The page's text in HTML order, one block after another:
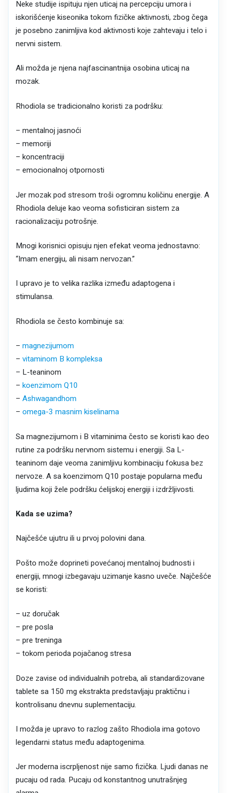
Neke studije ispituju njen uticaj na percepciju umora i
iskorišćenje kiseonika tokom fizičke aktivnosti, zbog čega
je posebno zanimljiva kod aktivnosti koje zahtevaju i telo i
nervni sistem.
Ali možda je njena najfascinantnija osobina uticaj na
mozak.
Rhodiola se tradicionalno koristi za podršku:
– mentalnoj jasnoći
– memoriji
– koncentraciji
– emocionalnoj otpornosti
Jer mozak pod stresom troši ogromnu količinu energije. A
Rhodiola deluje kao veoma sofisticiran sistem za
racionalizaciju potrošnje.
Mnogi korisnici opisuju njen efekat veoma jednostavno:
“Imam energiju, ali nisam nervozan.”
I upravo je to velika razlika između adaptogena i
stimulansa.
Rhodiola se često kombinuje sa:
– magnezijumom
– vitaminom B kompleksa
– L-teaninom
– koenzimom Q10
– Ashwagandhom
– omega-3 masnim kiselinama
Sa magnezijumom i B vitaminima često se koristi kao deo
rutine za podršku nervnom sistemu i energiji. Sa L-
teaninom daje veoma zanimljivu kombinaciju fokusa bez
nervoze. A sa koenzimom Q10 postaje popularna među
ljudima koji žele podršku ćelijskoj energiji i izdržljivosti.
Kada se uzima?
Najčešće ujutru ili u prvoj polovini dana.
Pošto može doprineti povećanoj mentalnoj budnosti i
energiji, mnogi izbegavaju uzimanje kasno uveče. Najčešće
se koristi:
– uz doručak
– pre posla
– pre treninga
– tokom perioda pojačanog stresa
Doze zavise od individualnih potreba, ali standardizovane
tablete sa 150 mg ekstrakta predstavljaju praktičnu i
kontrolisanu dnevnu suplementaciju.
I možda je upravo to razlog zašto Rhodiola ima gotovo
legendarni status među adaptogenima.
Jer moderna iscrpljenost nije samo fizička. Ljudi danas ne
pucaju od rada. Pucaju od konstantnog unutrašnjeg